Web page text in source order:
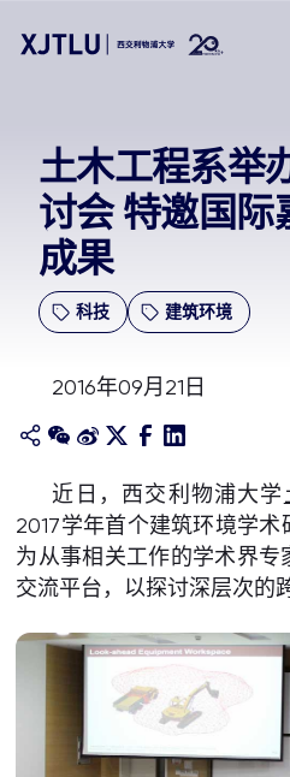
招生
科研
关于我们
土木工程系举
讨会 特邀国际
成果
科技 建筑环境
2016年09月21日
近日，西交利物浦大学
2017学年首个建筑环境学
为从事相关工作的学术界
交流平台，以探讨深层次的